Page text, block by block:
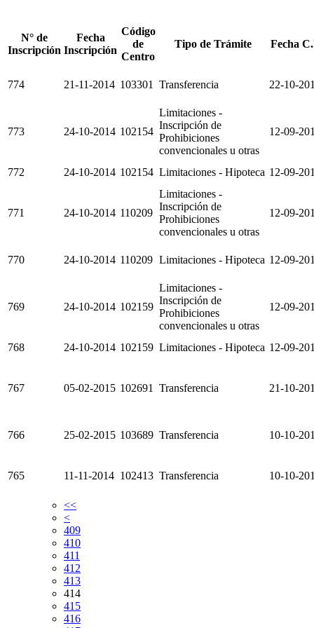
N° de
Inscripción
Fecha
Inscripción
Código
de
Centro
Tipo de Trámite Fecha
774 21-11-2014 103301 Transferencia 22-10-
773 24-10-2014 102154
Limitaciones -
Inscripción de
Prohibiciones
convencionales u otras
12-09-
772 24-10-2014 102154 Limitaciones - Hipoteca 12-09-
771 24-10-2014 110209
Limitaciones -
Inscripción de
Prohibiciones
convencionales u otras
12-09-
770 24-10-2014 110209 Limitaciones - Hipoteca 12-09-
769 24-10-2014 102159
Limitaciones -
Inscripción de
Prohibiciones
convencionales u otras
12-09-
768 24-10-2014 102159 Limitaciones - Hipoteca 12-09-
767 05-02-2015 102691 Transferencia 21-10-
766 25-02-2015 103689 Transferencia 10-10-
765 11-11-2014 102413 Transferencia 10-10-
<<
<
409
410
411
412
413
414
415
416